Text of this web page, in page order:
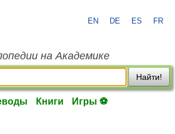
EN DE ES FR
на Академике
Найти!
Книги Игры ⚽